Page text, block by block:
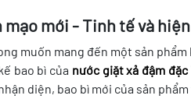
mạo mới - Tinh tế và
muốn mang đến một sản
bao bì của nước giặt xả đậm đặc
diện, bao bì mới của sản